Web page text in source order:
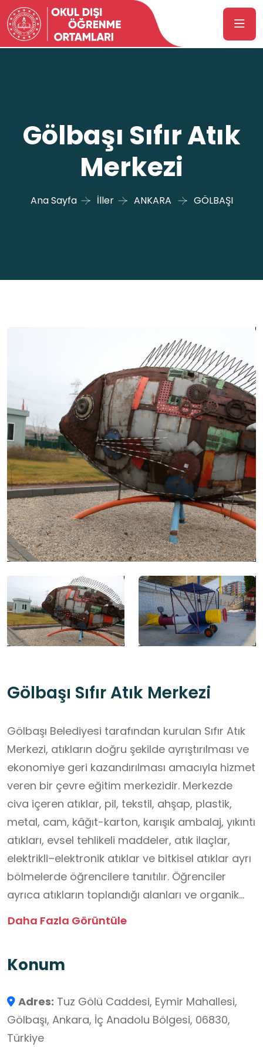
Gölbaşı Sıfır Atık
Merkezi
Ana Sayfa İller ANKARA GÖLBAŞI
Gölbaşı Sıfır Atık Merkezi
Gölbaşı Belediyesi tarafından kurulan Sıfır Atık
Merkezi, atıkların doğru şekilde ayrıştırılması ve
ekonomiye geri kazandırılması amacıyla hizmet
veren bir çevre eğitim merkezidir. Merkezde
civa içeren atıklar, pil, tekstil, ahşap, plastik,
metal, cam, kâğıt-karton, karışık ambalaj, yıkıntı
atıkları, evsel tehlikeli maddeler, atık ilaçlar,
elektrikli–elektronik atıklar ve bitkisel atıklar ayrı
bölmelerde öğrencilere tanıtılır. Öğrenciler
ayrıca atıkların toplandığı alanları ve organik
atıkların kompost makinesinde geri
uçak, fincan, kayık gibi maketler aracılığıyla geri
somut örneklerle anlatılır. Sıfır Atık Eğitim
Merkezi’nde izletilen animasyon filmiyle iklim
krizi ve kuraklık konusunda farkındalık
Daha Fazla Görüntüle
Konum
Adres: Tuz Gölü Caddesi, Eymir Mahallesi,
Gölbaşı, Ankara, İç Anadolu Bölgesi, 06830,
Türkiye